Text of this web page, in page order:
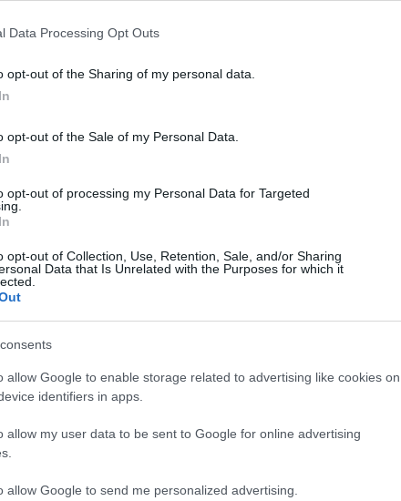
Data Processing Opt Outs
opt-out of the Sharing of my personal data.
opt-out of the Sale of my Personal Data.
opt-out of processing my Personal Data for Targeted
opt-out of Collection, Use, Retention, Sale, and/or Sharing
Data that Is Unrelated with the Purposes for which it
allow Google to enable storage related to advertising like cookies on
identifiers in apps.
allow my user data to be sent to Google for online advertising
allow Google to send me personalized advertising.
nella sezione
Bollettino Covid Sardegna
i tuoi video e le tue foto
+39 345 356 7512
di GalluraOggi.it
news da